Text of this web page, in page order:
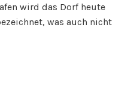
wird das Dorf heute
was auch nicht